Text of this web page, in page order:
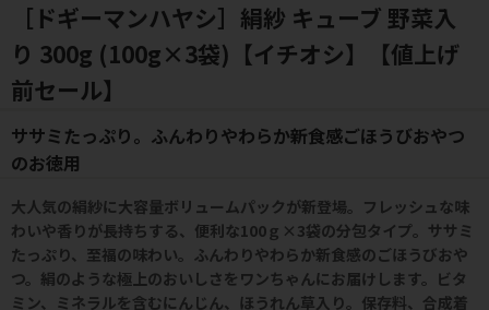
［ドギーマンハヤシ］絹紗 キューブ 野菜入
り 300g (100g×3袋)【イチオシ】【値上げ
前セール】
ササミたっぷり。ふんわりやわらか新食感ごほうびおやつ
のお徳用
大人気の絹紗に大容量ボリュームパックが新登場。フレッシュな味
わいや香りが長持ちする、便利な100ｇ×3袋の分包タイプ。ササミ
たっぷり、至福の味わい。ふんわりやわらか新食感のごほうびおや
つ。絹のような極上のおいしさをワンちゃんにお届けします。ビタ
ミン、ミネラルを含むにんじん、ほうれん草入り。保存料、合成着